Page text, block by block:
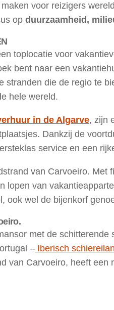
voor reizigers
op duurzaamheid,
toplocatie voor
bent naar een
stranden die de regio te
hele wereld.
in de Algarve, zijn
Dankzij de
service en een
van Carvoeiro.
lopen van
ook wel de bijenkorf
met de
– Iberisch
van Carvoeiro, heeft